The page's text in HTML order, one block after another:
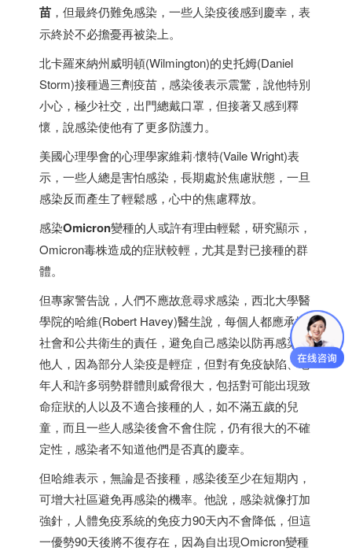
苗 ，但最終仍難免感染，一些人染疫後感到慶幸，表
示終於不必擔憂再被染上。
北卡羅來納州威明頓(Wilmington)的史托姆(Daniel
Storm)接種過三劑疫苗，感染後表示震驚，說他特別
小心，極少社交，出門總戴口罩，但接著又感到釋
懷，說感染使他有了更多防護力。
美國心理學會的心理學家維莉·懷特(Vaile Wright)表
示，一些人總是害怕感染，長期處於焦慮狀態，一旦
感染反而產生了輕鬆感，心中的焦慮釋放。
感染Omicron變種的人或許有理由輕鬆，研究顯示，
Omicron毒株造成的症狀較輕，尤其是對已接種的群
體。
但專家警告說，人們不應故意尋求感染，西北大學醫
學院的哈維(Robert Havey)醫生說，每個人都應承擔
社會和公共衛生的責任，避免自己感染以防再感染其
他人，因為部分人染疫是輕症，但對有免疫缺陷、老
年人和許多弱勢群體則威脅很大，包括對可能出現致
命症狀的人以及不適合接種的人，如不滿五歲的兒
童，而且一些人感染後會不會住院，仍有很大的不確
定性，感染者不知道他們是否真的慶幸。
但哈維表示，無論是否接種，感染後至少在短期內，
可增大社區避免再感染的機率。他說，感染就像打加
強針，人體免疫系統的免疫力90天內不會降低，但這
一優勢90天後將不復存在，因為自出現Omicron變種